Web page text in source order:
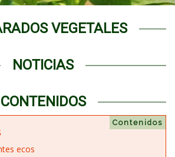
VEGETALES
NOTICIAS
CONTENIDOS
Contenidos
ecos